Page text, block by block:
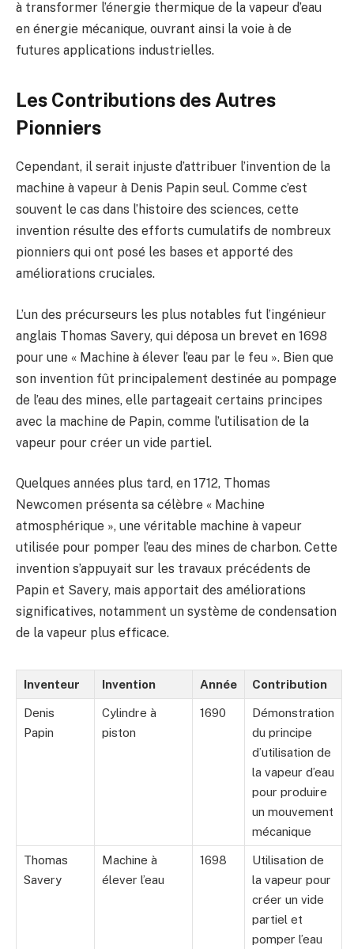
à transformer l’énergie thermique de la vapeur d’eau
en énergie mécanique, ouvrant ainsi la voie à de
futures applications industrielles.
Les Contributions des Autres
Pionniers
Cependant, il serait injuste d’attribuer l’invention de la
machine à vapeur à Denis Papin seul. Comme c’est
souvent le cas dans l’histoire des sciences, cette
invention résulte des efforts cumulatifs de nombreux
pionniers qui ont posé les bases et apporté des
améliorations cruciales.
L’un des précurseurs les plus notables fut l’ingénieur
anglais Thomas Savery, qui déposa un brevet en 1698
pour une « Machine à élever l’eau par le feu ». Bien que
son invention fût principalement destinée au pompage
de l’eau des mines, elle partageait certains principes
avec la machine de Papin, comme l’utilisation de la
vapeur pour créer un vide partiel.
Quelques années plus tard, en 1712, Thomas
Newcomen présenta sa célèbre « Machine
atmosphérique », une véritable machine à vapeur
utilisée pour pomper l’eau des mines de charbon. Cette
invention s’appuyait sur les travaux précédents de
Papin et Savery, mais apportait des améliorations
significatives, notamment un système de condensation
de la vapeur plus efficace.
Inventeur Invention Année Contribution
Denis
Papin
Cylindre à
piston
1690
Démonstration
du principe
d’utilisation de
la vapeur d’eau
pour produire
un mouvement
mécanique
Thomas
Savery
Machine à
élever l’eau
1698
Utilisation de
la vapeur pour
créer un vide
partiel et
pomper l’eau